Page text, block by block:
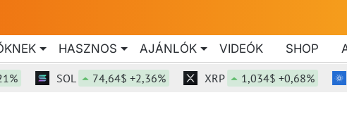
HASZNOS AJÁNLÓK VIDEÓK SHOP
SOL 74,64$ +2,36% XRP 1,034$ +0,68% ADA